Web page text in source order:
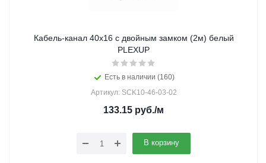
Кабель-канал 40х16 с двойным замком (2м) белый
PLEXUP
Есть в наличии (160)
Артикул: SCK10-46-03-02
133.15 руб./м
В корзину